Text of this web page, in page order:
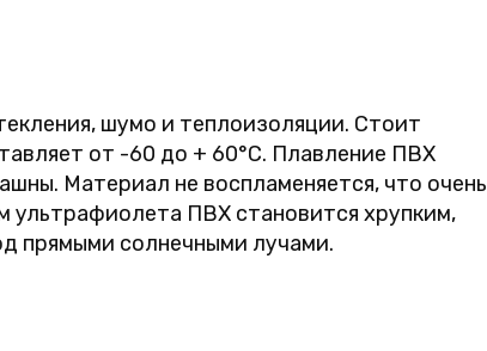
шумо и теплоизоляции. Стоит
от -60 до + 60°C. Плавление ПВХ
Материал не воспламеняется, что очень
ПВХ становится хрупким,
прямыми солнечными лучами.